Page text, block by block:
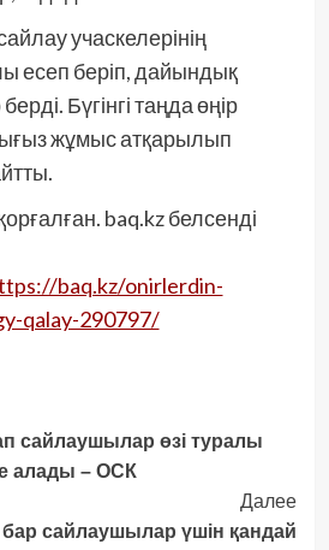
учаскелерінің
есеп беріп, дайындық
Бүгінгі таңда өңір
жұмыс атқарылып
baq.kz белсенді
baq.kz/onirlerdin-
qalay-290797/
сайлаушылар өзі туралы
алады – ОСК
Далее
бар сайлаушылар үшін қандай